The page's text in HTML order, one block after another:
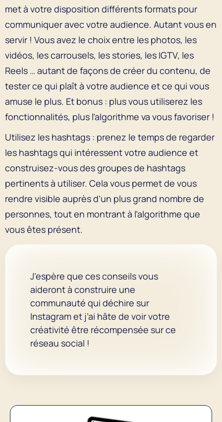
met à votre disposition différents formats pour
communiquer avec votre audience. Autant vous en
servir ! Vous avez le choix entre les photos, les
vidéos, les carrousels, les stories, les IGTV, les
Reels … autant de façons de créer du contenu, de
tester ce qui plaît à votre audience et ce qui vous
amuse le plus. Et bonus : plus vous utiliserez les
fonctionnalités, plus l’algorithme va vous favoriser !
Utilisez les hashtags : prenez le temps de regarder
les hashtags qui intéressent votre audience et
construisez-vous des groupes de hashtags
pertinents à utiliser. Cela vous permet de vous
rendre visible auprès d’un plus grand nombre de
personnes, tout en montrant à l’algorithme que
vous êtes présent.
J’espère que ces conseils vous
aideront à construire une
communauté qui déchire sur
Instagram et j’ai hâte de voir votre
créativité être récompensée sur ce
réseau social !